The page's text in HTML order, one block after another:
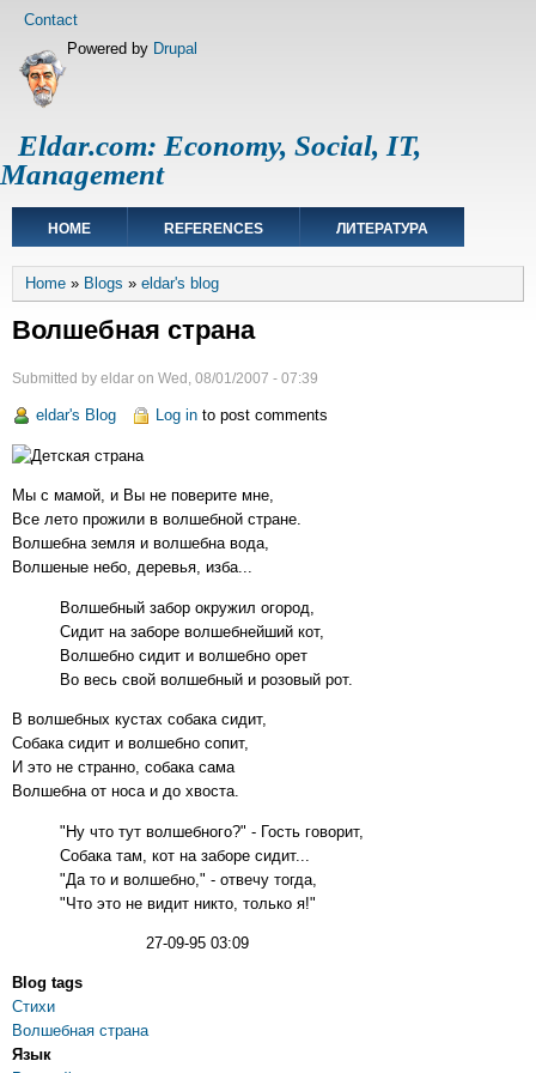
Skip
main
content
Footer
Contact
Eldar.com: Economy, Social, IT,
Management
Powered by Drupal
Main
navigation
HOME REFERENCES ЛИТЕРАТУРА
Breadcrumb
Home Blogs eldar's blog
Волшебная страна
Submitted by eldar on Wed, 08/01/2007 - 07:39
eldar's Blog Log in to post comments
Мы с мамой, и Вы не поверите мне,
Все лето прожили в волшебной стране.
Волшебна земля и волшебна вода,
Волшеные небо, деревья, изба...
Волшебный забор окружил огород,
Сидит на заборе волшебнейший кот,
Волшебно сидит и волшебно орет
Во весь свой волшебный и розовый рот.
В волшебных кустах собака сидит,
Собака сидит и волшебно сопит,
И это не странно, собака сама
Волшебна от носа и до хвоста.
"Ну что тут волшебного?" - Гость говорит,
Собака там, кот на заборе сидит...
"Да то и волшебно," - отвечу тогда,
"Что это не видит никто, только я!"
27-09-95 03:09
Blog tags
Стихи
Волшебная страна
Язык